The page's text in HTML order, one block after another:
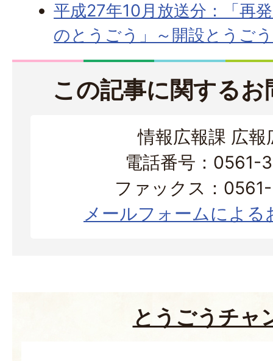
平成27年10月放送分：「再
のとうごう」～開設とうご
この記事に関する
情報広報課 広報
電話番号：0561-
ファックス：
メールフォームによる
とうごうチャ